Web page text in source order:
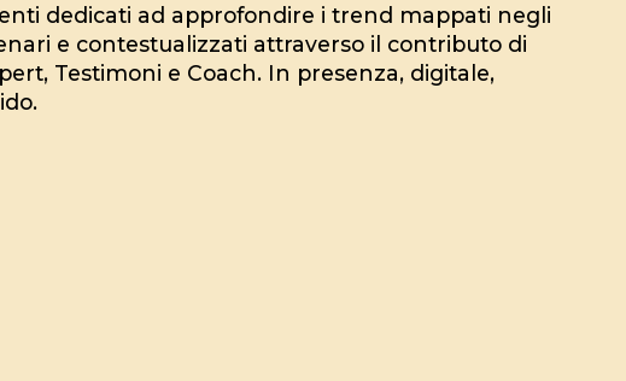
dedicati ad approfondire i trend mappati negli
e contestualizzati attraverso il contributo di
Testimoni e Coach. In presenza, digitale,